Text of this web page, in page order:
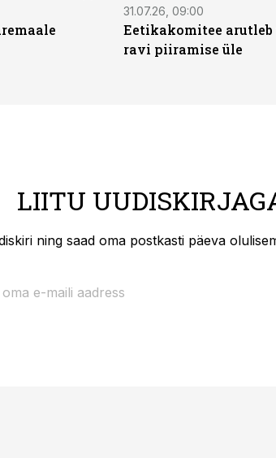
31.07.26, 09:00
Eetikakomitee
ravi piiramise üle
LIITU
ning saad oma postkasti päeva